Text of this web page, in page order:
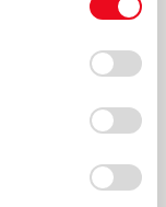
されることに同
オプトアウト、
ては、当社の
て
」をご覧くだ